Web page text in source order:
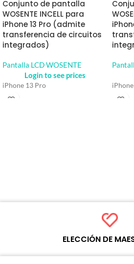
Conjunto de pantalla
WOSENTE INCELL para
iPhone 13 Pro (admite
transferencia de circuitos
integrados)
Pantalla LCD WOSENTE
Login to see prices
iPhone 13 Pro iPhone
ELECCIÓN DE